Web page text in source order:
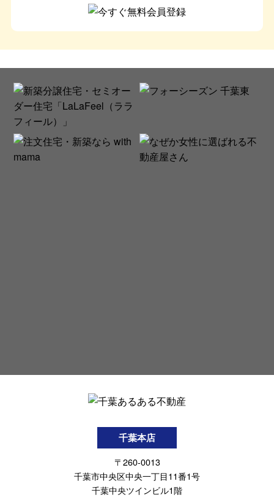
千葉本店
〒260-0013
千葉市中央区中央一丁目11番1号
千葉中央ツインビル1階